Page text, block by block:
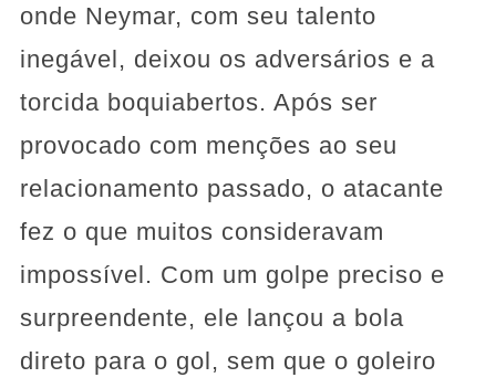
onde Neymar, com seu talento
inegável, deixou os adversários e a
torcida boquiabertos. Após ser
provocado com menções ao seu
relacionamento passado, o atacante
fez o que muitos consideravam
impossível. Com um golpe preciso e
surpreendente, ele lançou a bola
direto para o gol, sem que o goleiro